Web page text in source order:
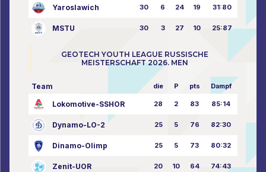
Yaroslawich 30 6 24 19 31:80
MSTU 30 3 27 10 25:87
GEOTECH YOUTH LEAGUE RUSSISCHE
MEISTERSCHAFT 2026. MEN
Team die P pts Dampf
Lokomotive-SSHOR 28 2 83 85:14
Dynamo-LO-2 25 5 76 82:30
Dinamo-Olimp 25 5 73 80:32
Zenit-UOR 20 10 64 74:43